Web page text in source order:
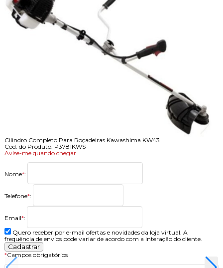
Cilindro Completo Para Roçadeiras Kawashima KW43
Cod. do Produto: P3781KWS
Avise-me quando chegar
Nome*:
Telefone*:
Email*:
Quero receber por e-mail ofertas e novidades da loja virtual. A
frequência de envios pode variar de acordo com a interação do cliente.
*Campos obrigatórios